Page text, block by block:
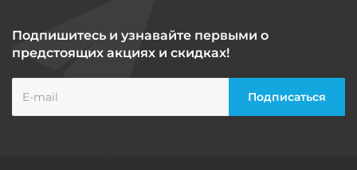
Подпишитесь и узнавайте первыми о
предстоящих акциях и скидках!